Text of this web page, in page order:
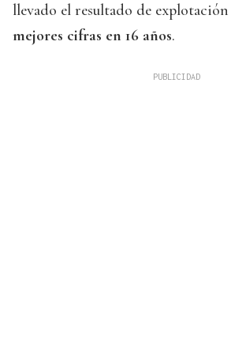
llevado el resultado de explotación
mejores cifras en 16 años.